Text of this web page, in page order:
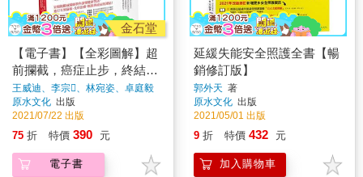
金石堂
【電子書】【全彩圖解】超
前攔截，癌症止步，終結消
化道早期癌：食道／胃／腸
／黏膜下腫瘤
王威迪、李宗、林宛姿、卓庭毅
著
原水文化 出版
2021/07/22 出版
75 折 特價 390 元
電子書
延緩失能安全照護全書【暢
銷修訂版】
郭外天 著
原水文化 出版
2021/05/01 出版
9 折 特價 432 元
加入購物車